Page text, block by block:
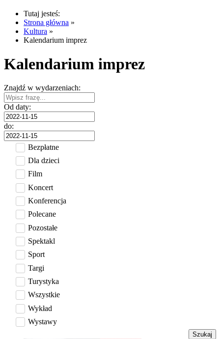
Tutaj jesteś:
Strona główna »
Kultura »
Kalendarium imprez
Kalendarium imprez
Znajdź w wydarzeniach:
Od daty:
do:
Bezpłatne
Dla dzieci
Film
Koncert
Konferencja
Polecane
Pozostałe
Spektakl
Sport
Targi
Turystyka
Wszystkie
Wykład
Wystawy
Szukaj